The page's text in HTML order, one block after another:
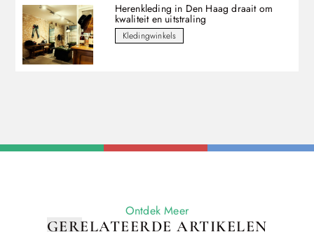
Herenkleding in Den Haag draait om
kwaliteit en uitstraling
Kledingwinkels
Ontdek Meer
GERELATEERDE ARTIKELEN